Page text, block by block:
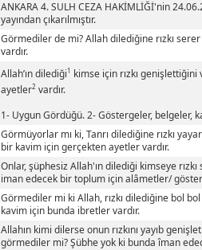
ANKARA 4. SULH CEZA HAKİMLİĞİ'nin
yayından çıkarılmıştır.
Görmediler de mi? Allah dilediğine rızkı
vardır.
Allah’ın dilediği1 kimse için rızkı
ayetler2 vardır.
1- Uygun Gördüğü. 2- Göstergeler, belgeler,
Görmüyorlar mı ki, Tanrı dilediğine rızkı
bir kavim için gerçekten ayetler vardır.
Onlar, şüphesiz Allah'ın dilediği kimseye
iman edecek bir toplum için alâmetler/
Görmediler mi ki Allah, rızkı dilediğine bol
kavim için bunda ibretler vardır.
Allahın kimi dilerse onun rızkını yayıb
görmediler mi? Şübhe yok ki bunda îman